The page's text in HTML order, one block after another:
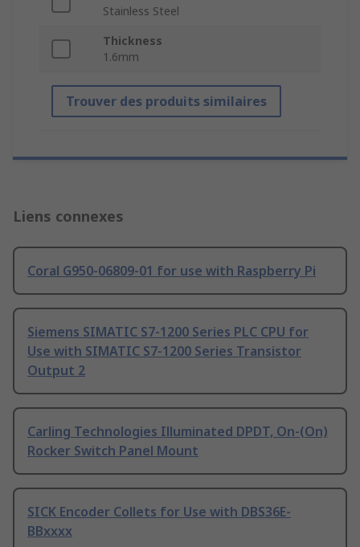
Stainless Steel
Thickness
1.6mm
Trouver des produits similaires
Liens connexes
Coral G950-06809-01 for use with Raspberry Pi
Siemens SIMATIC S7-1200 Series PLC CPU for
Use with SIMATIC S7-1200 Series Transistor
Output 2
Carling Technologies Illuminated DPDT, On-(On)
Rocker Switch Panel Mount
SICK Encoder Collets for Use with DBS36E-
BBxxxx